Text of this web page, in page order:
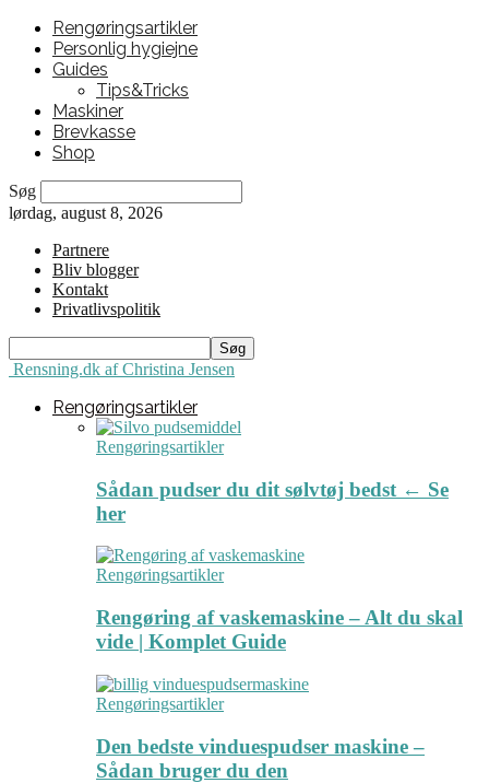
Rengøringsartikler
Personlig hygiejne
Guides
Tips&Tricks
Maskiner
Brevkasse
Shop
Søg
lørdag, august 8, 2026
Partnere
Bliv blogger
Kontakt
Privatlivspolitik
Rensning.dk af Christina Jensen
Rengøringsartikler
Rengøringsartikler
Sådan pudser du dit sølvtøj bedst ← Se
her
Rengøringsartikler
Rengøring af vaskemaskine – Alt du skal
vide | Komplet Guide
Rengøringsartikler
Den bedste vinduespudser maskine –
Sådan bruger du den